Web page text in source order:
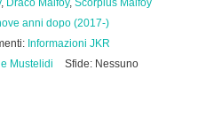
, Draco Malfoy, Scorpius Malfoy
anni dopo (2017-)
Informazioni JKR
Mustelidi
Sfide: Nessuno